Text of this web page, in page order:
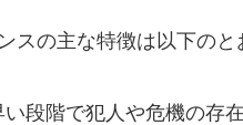
スの主な特徴は以下のと
い段階で犯人や危機の存